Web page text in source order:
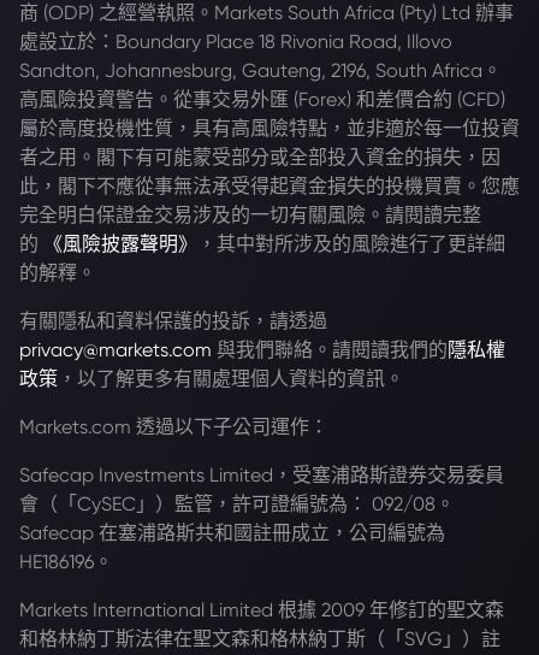
商 (ODP) 之經營執照。Markets South Africa (Pty) Ltd 辦事
處設立於：Boundary Place 18 Rivonia Road, Illovo
Sandton, Johannesburg, Gauteng, 2196, South Africa。
高風險投資警告。從事交易外匯 (Forex) 和差價合約 (CFD)
屬於高度投機性質，具有高風險特點，並非適於每一位投資
者之用。閣下有可能蒙受部分或全部投入資金的損失，因
此，閣下不應從事無法承受得起資金損失的投機買賣。您應
完全明白保證金交易涉及的一切有關風險。請閱讀完整
的
《風險披露聲明》
，其中對所涉及的風險進行了更詳細
的解釋。
有關隱私和資料保護的投訴，請透過
privacy@markets.com 與我們聯絡。請閱讀我們的 隱私權
政策 ，以了解更多有關處理個人資料的資訊。
Markets.com 透過以下子公司運作：
Safecap Investments Limited，受塞浦路斯證券交易委員
會（「CySEC」）監管，許可證編號為： 092/08。
Safecap 在塞浦路斯共和國註冊成立，公司編號為
HE186196。
Markets International Limited 根據 2009 年修訂的聖文森
和格林納丁斯法律在聖文森和格林納丁斯（「SVG」）註